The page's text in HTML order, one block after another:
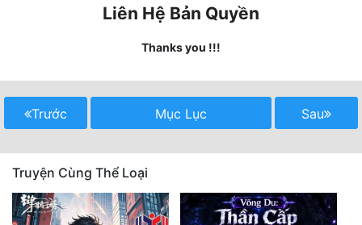
Quan Trường
Quân Sự
Sắc
Sủng
Liên Hệ Bản Quyền
Thanks you !!!
Trước Mục Lục Sau
Truyện Cùng Thể Loại